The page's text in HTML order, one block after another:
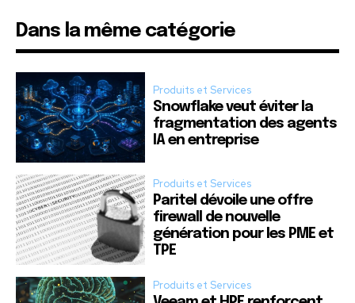
Dans la même catégorie
Produits et Services
Snowflake veut éviter la
fragmentation des agents
IA en entreprise
Produits et Services
Paritel dévoile une offre
firewall de nouvelle
génération pour les PME et
TPE
Produits et Services